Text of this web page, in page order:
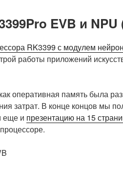
EVB и NPU
RK3399 с модулем
работы приложений
оперативная память была
затрат. В конце концов мы
еще и презентацию на 15